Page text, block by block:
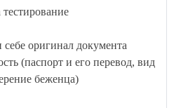
оригинал документа
(паспорт и его перевод, вид
беженца)